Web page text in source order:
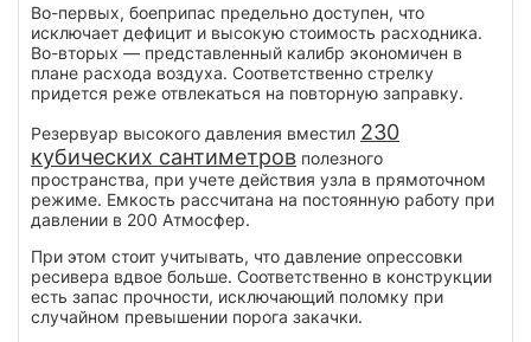
Во-первых, боеприпас предельно доступен, что
исключает дефицит и высокую стоимость расходника.
Во-вторых — представленный калибр экономичен в
плане расхода воздуха. Соответственно стрелку
придется реже отвлекаться на повторную заправку.
Резервуар высокого давления вместил 230
кубических сантиметров полезного
пространства, при учете действия узла в прямоточном
режиме. Емкость рассчитана на постоянную работу при
давлении в 200 Атмосфер.
При этом стоит учитывать, что давление опрессовки
ресивера вдвое больше. Соответственно в конструкции
есть запас прочности, исключающий поломку при
случайном превышении порога закачки.